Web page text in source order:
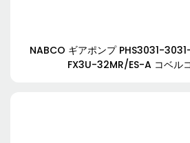
NABCO ギアポンプ PHS3031-
FX3U-32MR/ES-A コベル